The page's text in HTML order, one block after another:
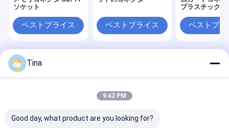
ソケット
ベストプライス ベストプライス
プラスチック
ベストプラ
中国工場.Copyright © 2026 Shenzhen
Xietaikang Precision Electronic Co., Ltd.. All Rights Reserved.
Tina
9:42 PM
Good day, what product are you looking for?